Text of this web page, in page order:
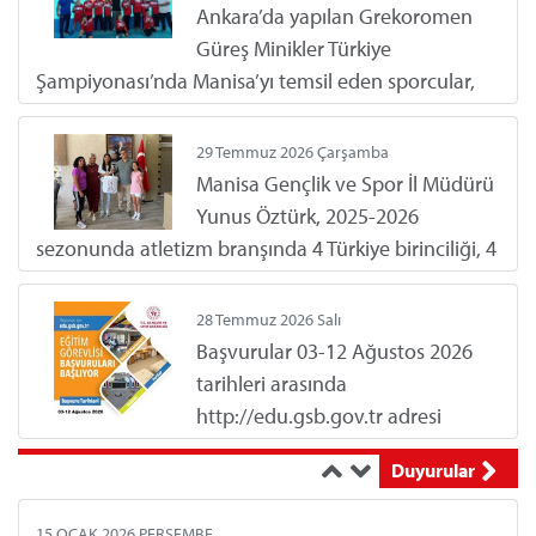
madalya kazandı.
Ankara’da yapılan Grekoromen
Güreş Minikler Türkiye
Şampiyonası’nda Manisa’yı temsil eden sporcular,
kazandıkları 11 madalya kazandı.
29 Temmuz 2026 Çarşamba
Manisa Gençlik ve Spor İl Müdürü
Yunus Öztürk, 2025-2026
sezonunda atletizm branşında 4 Türkiye birinciliği, 4
Türkiye ikinciliği ve 1 Türkiye üçüncülüğü elde eden
Manisalı sporcu Belinay Gündoğdu’yu makamında
ağırlayarak ödüllendirdi.
28 Temmuz 2026 Salı
Başvurular 03-12 Ağustos 2026
tarihleri arasında
http://edu.gsb.gov.tr adresi
üzerinden yapılacaktır.
13 Temmuz 2026 Pazartesi
Duyurular
JUDO GENÇLER A (KIZ-ERKEK) YARIŞMA PROGRAMI
19 MAYIS 2022 PERŞEMBE
2022-2023 EĞİTİM ÖĞRETİM YILI SPORCU EĞİTİM MERKEZİ TENİS BRANŞI ÖĞRENCİ SEÇİMLERİ YAPILAC...
03 MART 2022 PERŞEMBE
ATLETİZM HAKEM KURSU
17 OCAK 2022 PAZARTESİ
17 OCAK 2022 PAZARTESİ
MANİSA DART LİGİ BAŞLIYOR